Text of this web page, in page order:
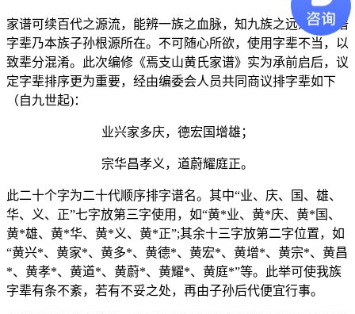
家谱可续百代之源流，能辨一族之血脉，知九族之远近，家谱
字辈乃本族子孙根源所在。不可随心所欲，使用字辈不当，以
致辈分混淆。此次编修《焉支山黄氏家谱》实为承前启后，议
定字辈排序更为重要，经由编委会人员共同商议排字辈如下
（自九世起)：
业兴家多庆，德宏国增雄；
宗华昌孝义，道蔚耀庭正。
此二十个字为二十代顺序排字谱名。其中“业、庆、国、雄、
华、义、正”七字放第三字使用，如“黄*业、黄*庆、黄*国、
黄*雄、黄*华、黄*义、黄*正”;其余十三字放第二字位置，如
“黄兴*、黄家*、黄多*、黄德*、黄宏*、黄增*、黄宗*、黄昌
*、黄孝*、黄道*、黄蔚*、黄耀*、黄庭*”等。此举可使我族
字辈有条不紊，若有不妥之处，再由子孙后代便宜行事。